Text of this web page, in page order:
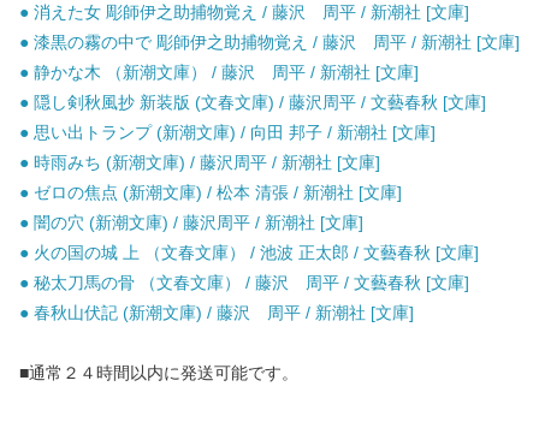
● 消えた女 彫師伊之助捕物覚え / 藤沢 周平 / 新潮社 [文庫]
● 漆黒の霧の中で 彫師伊之助捕物覚え / 藤沢 周平 / 新潮社 [文庫]
● 静かな木 （新潮文庫） / 藤沢 周平 / 新潮社 [文庫]
● 隠し剣秋風抄 新装版 (文春文庫) / 藤沢周平 / 文藝春秋 [文庫]
● 思い出トランプ (新潮文庫) / 向田 邦子 / 新潮社 [文庫]
● 時雨みち (新潮文庫) / 藤沢周平 / 新潮社 [文庫]
● ゼロの焦点 (新潮文庫) / 松本 清張 / 新潮社 [文庫]
● 闇の穴 (新潮文庫) / 藤沢周平 / 新潮社 [文庫]
● 火の国の城 上 （文春文庫） / 池波 正太郎 / 文藝春秋 [文庫]
● 秘太刀馬の骨 （文春文庫） / 藤沢 周平 / 文藝春秋 [文庫]
● 春秋山伏記 (新潮文庫) / 藤沢 周平 / 新潮社 [文庫]
■通常２４時間以内に発送可能です。